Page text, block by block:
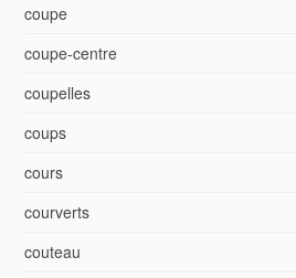
coupe
coupe-centre
coupelles
coups
cours
courverts
couteau